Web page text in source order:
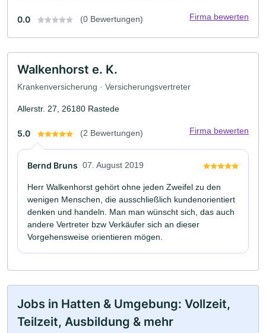
0.0 (0 Bewertungen) Firma bewerten
Walkenhorst e. K.
Krankenversicherung · Versicherungsvertreter
Allerstr. 27, 26180 Rastede
5.0 (2 Bewertungen) Firma bewerten
Bernd Bruns 07. August 2019
Herr Walkenhorst gehört ohne jeden Zweifel zu den
wenigen Menschen, die ausschließlich kundenorientiert
denken und handeln. Man man wünscht sich, das auch
andere Vertreter bzw Verkäufer sich an dieser
Vorgehensweise orientieren mögen.
Jobs in Hatten & Umgebung: Vollzeit,
Teilzeit, Ausbildung & mehr